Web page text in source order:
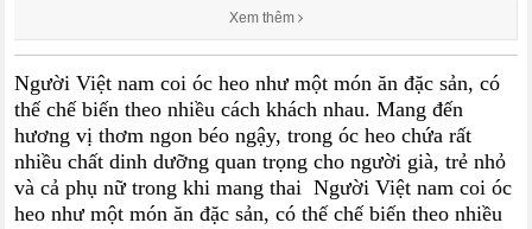
Xem thêm
Người Việt nam coi óc heo như một món ăn đặc sản, có
thế chế biến theo nhiều cách khách nhau. Mang đến
hương vị thơm ngon béo ngậy, trong óc heo chứa rất
nhiều chất dinh dưỡng quan trọng cho người già, trẻ nhỏ
và cả phụ nữ trong khi mang thai Người Việt nam coi óc
heo như một món ăn đặc sản, có thế chế biến theo nhiều